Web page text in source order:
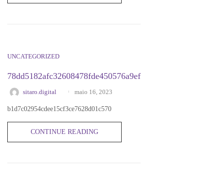
UNCATEGORIZED
78dd5182afc32608478fde450576a9ef
sitaro.digital maio 16, 2023
b1d7c02954cdee15cf3ce7628d01c570
CONTINUE READING